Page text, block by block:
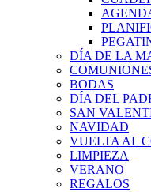
DÍA DE LA
BODAS
DÍA DEL
SAN
NAVIDAD
VUELTA AL
LIMPIEZA
VERANO
REGALOS